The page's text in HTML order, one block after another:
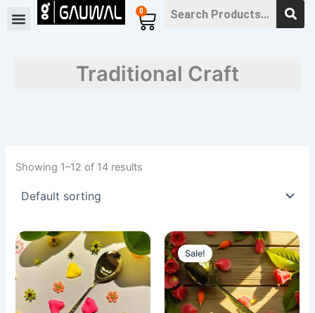
0
Cart
Traditional Craft
Showing 1–12 of 14 results
Sale!
Original
price
was:
700৳ .
Current
price
is:
650৳ .